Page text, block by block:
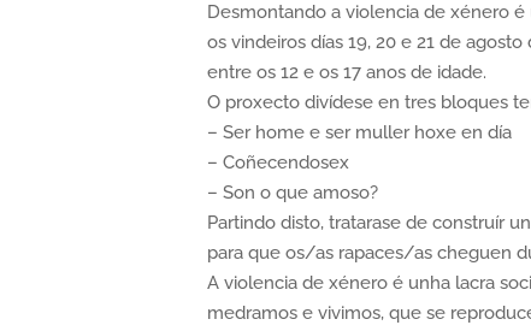
Desmontando a violencia de xénero
os vindeiros días 19, 20 e 21 de
entre os 12 e os 17 anos de idade.
O proxecto divídese en tres bloques
– Ser home e ser muller hoxe en día
– Coñecendosex
– Son o que amoso?
Partindo disto, tratarase de construír
para que os/as rapaces/as cheguen
A violencia de xénero é unha lacra
medramos e vivimos, que se